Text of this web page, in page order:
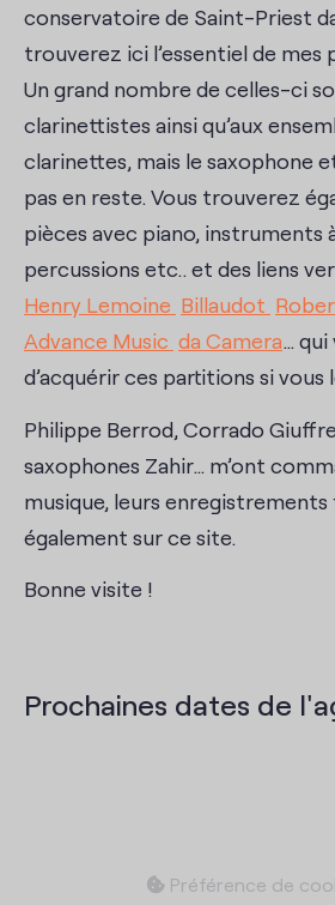
conservatoire de Saint-Priest
trouverez ici l’essentiel de mes
Un grand nombre de celles-ci
clarinettistes ainsi qu’aux
clarinettes, mais le saxophone
pas en reste. Vous trouverez
pièces avec piano, instruments
percussions etc.. et des liens
Henry Lemoine Billaudot
Advance Music da Camera…
d’acquérir ces partitions si vous
Philippe Berrod, Corrado
saxophones Zahir… m’ont
musique, leurs
également sur ce site.
Bonne visite !
Prochaines dates de
Préférence de